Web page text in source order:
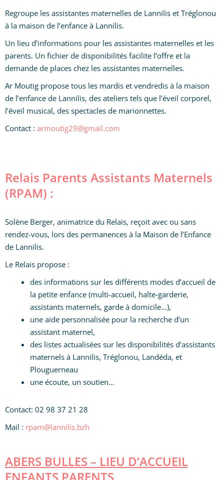
Regroupe les assistantes maternelles de Lannilis et Tréglonou
à la maison de l’enfance à Lannilis.
Un lieu d’informations pour les assistantes maternelles et les
parents. Un fichier de disponibilités facilite l’offre et la
demande de places chez les assistantes maternelles.
Ar Moutig propose tous les mardis et vendredis à la maison
de l’enfance de Lannilis, des ateliers tels que l’éveil corporel,
l’éveil musical, des spectacles de marionnettes.
Contact : armoutig29@gmail.com
Relais Parents Assistants Maternels
(RPAM) :
Solène Berger, animatrice du Relais, reçoit avec ou sans
rendez-vous, lors des permanences à la Maison de l’Enfance
de Lannilis.
Le Relais propose :
des informations sur les différents modes d’accueil de
la petite enfance (multi-accueil, halte-garderie,
assistants maternels, garde à domicile…),
une aide personnalisée pour la recherche d’un
assistant maternel,
des listes actualisées sur les disponibilités d’assistants
maternels à Lannilis, Tréglonou, Landéda, et
Plouguerneau
une écoute, un soutien…
Contact: 02 98 37 21 28
Mail : rpam@lannilis.bzh
ABERS BULLES – LIEU D’ACCUEIL
ENFANTS PARENTS